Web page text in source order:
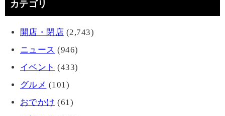
カテゴリ
開店・閉店 (2,743)
ニュース (946)
イベント (433)
グルメ (101)
おでかけ (61)